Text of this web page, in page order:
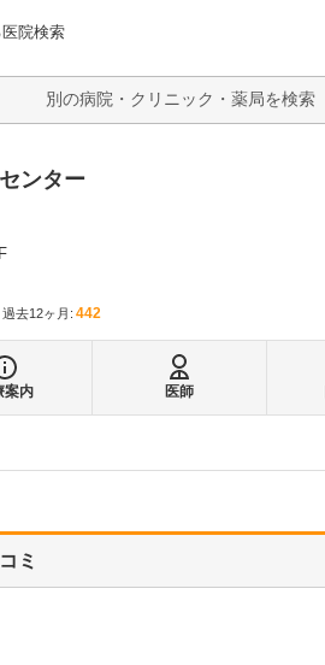
院検索
検索
ンター
過去12ヶ月: 442
案内 医師
ミ